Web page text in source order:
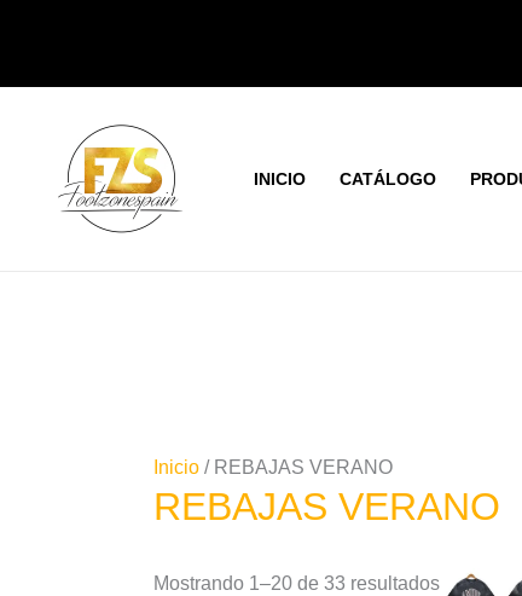
INICIO CATÁLOGO
Inicio/ REBAJAS VERANO
REBAJAS VERANO
Mostrando 1–20 de 33 resultadosEste